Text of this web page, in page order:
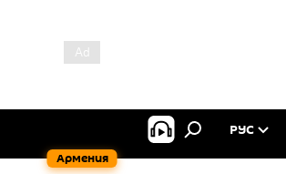
Армения
РУС